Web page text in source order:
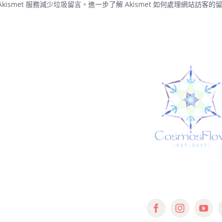
服務減少垃圾留言。 進一步了解 Akismet 如何處理網站訪客的